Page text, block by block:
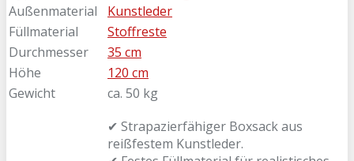
Außenmaterial
Kunstleder
Füllmaterial
Stoffreste
Durchmesser
35 cm
Höhe
120 cm
Gewicht
ca. 50 kg
✔ Strapazierfähiger Boxsack aus
reißfestem Kunstleder.